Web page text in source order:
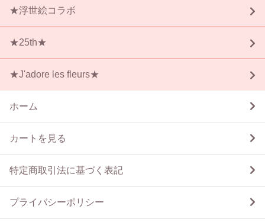
★浮世絵コラボ
★25th★
★J'adore les fleurs★
ホーム
カートを見る
特定商取引法に基づく表記
プライバシーポリシー